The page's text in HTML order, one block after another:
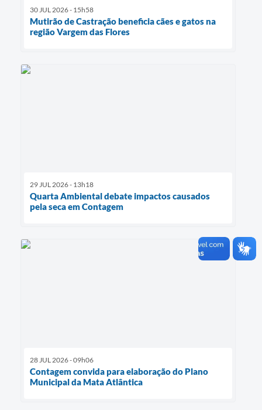
30 JUL 2026 - 15h58
Mutirão de Castração beneficia cães e gatos na
região Vargem das Flores
29 JUL 2026 - 13h18
Quarta Ambiental debate impactos causados
pela seca em Contagem
28 JUL 2026 - 09h06
Contagem convida para elaboração do Plano
Municipal da Mata Atlântica